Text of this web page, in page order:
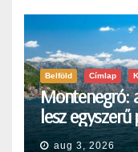
Belföld Címlap
Montenegró:
lesz egyszerű
aug 3, 2026